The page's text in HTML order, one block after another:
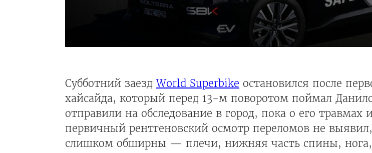
Субботний заездWorld Superbike остановился после
хайсайда, который перед 13-м поворотом поймал
отправили на обследование в город, пока о его травмах
первичный рентгеновский осмотр переломов не
слишком обширны — плечи, нижняя часть спины, нога,